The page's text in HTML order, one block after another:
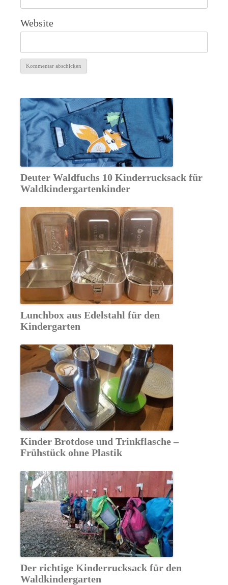
Website
Deuter Waldfuchs 10 Kinderrucksack für
Waldkindergartenkinder
Lunchbox aus Edelstahl für den
Kindergarten
Kinder Brotdose und Trinkflasche –
Frühstück ohne Plastik
Der richtige Kinderrucksack für den
Waldkindergarten